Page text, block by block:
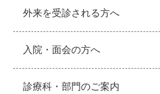
外来を受診される方へ
入院・面会の方へ
診療科・部門のご案内